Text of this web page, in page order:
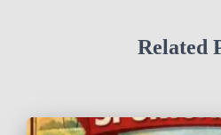
Related